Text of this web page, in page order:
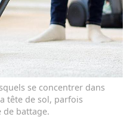
se concentrer dans
tête de sol, parfois
de battage.